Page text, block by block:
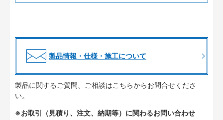
製品情報・仕様・施工について
製品に関するご質問、ご相談はこちらからお問合せくださ
い。
※お取引（見積り、注文、納期等）に関わるお問い合わせ